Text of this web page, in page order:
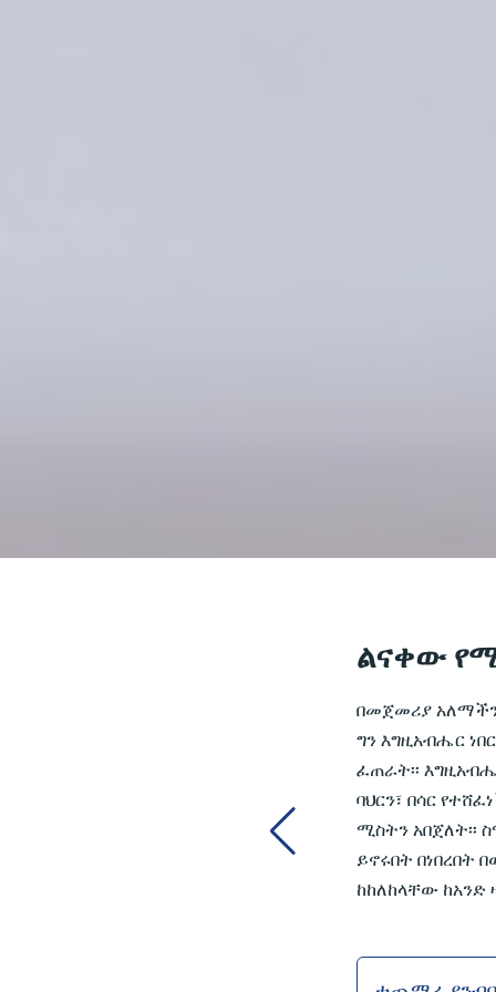
ልናቀው
በመጀመሪያ አለማችን
ግን እግዚአብሔር
ፈጠራት፡፡
ባህርን፣ በሳር
ሚስትን አበጀለት፡፡
ይኖሩበት በነበረበት
ከከለከላቸው ከአንድ